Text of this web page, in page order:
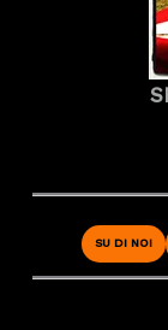
SU DI NOI